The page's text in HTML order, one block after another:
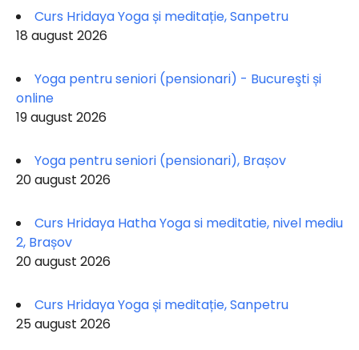
Curs Hridaya Yoga și meditație, Sanpetru
18 august 2026
Yoga pentru seniori (pensionari) - Bucureşti și
online
19 august 2026
Yoga pentru seniori (pensionari), Brașov
20 august 2026
Curs Hridaya Hatha Yoga si meditatie, nivel mediu
2, Brașov
20 august 2026
Curs Hridaya Yoga și meditație, Sanpetru
25 august 2026